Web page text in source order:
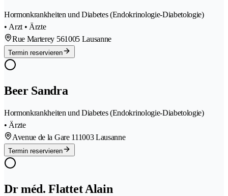
Hormonkrankheiten und Diabetes (Endokrinologie-Diabetologie)
• Arzt • Ärzte
Rue Marterey 561005 Lausanne
Termin reservieren
Beer Sandra
Hormonkrankheiten und Diabetes (Endokrinologie-Diabetologie)
• Ärzte
Avenue de la Gare 111003 Lausanne
Termin reservieren
Dr méd. Flattet Alain